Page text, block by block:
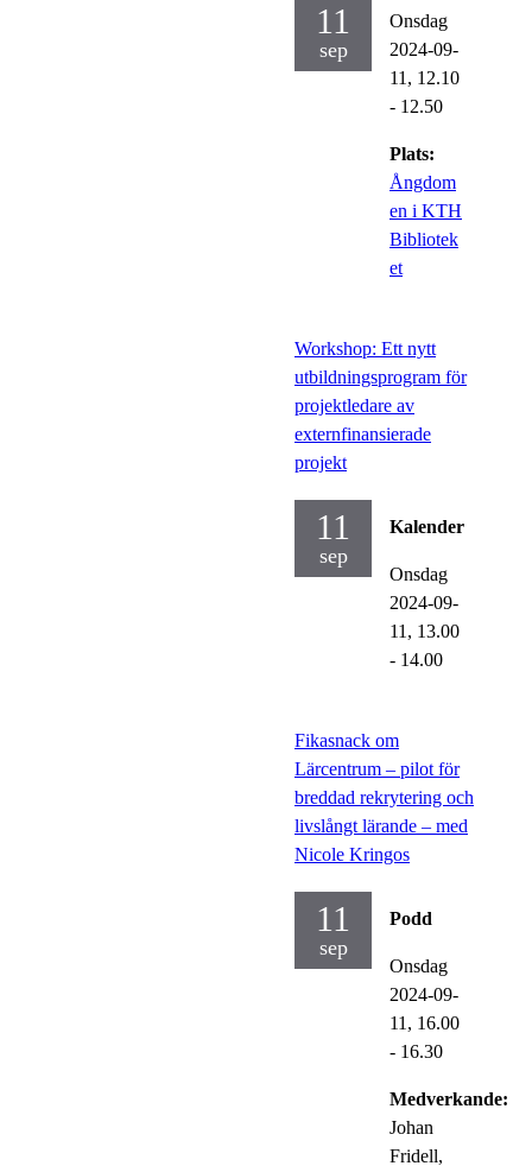
11
sep
Onsdag
2024-09-
11, 12.10
- 12.50
Plats:
Ångdom
en i KTH
Bibliotek
et
Workshop: Ett nytt
utbildningsprogram för
projektledare av
externfinansierade
projekt
11
sep
Kalender
Onsdag
2024-09-
11, 13.00
- 14.00
Fikasnack om
Lärcentrum – pilot för
breddad rekrytering och
livslångt lärande – med
Nicole Kringos
11
sep
Podd
Onsdag
2024-09-
11, 16.00
- 16.30
Medverkande:
Johan
Fridell,